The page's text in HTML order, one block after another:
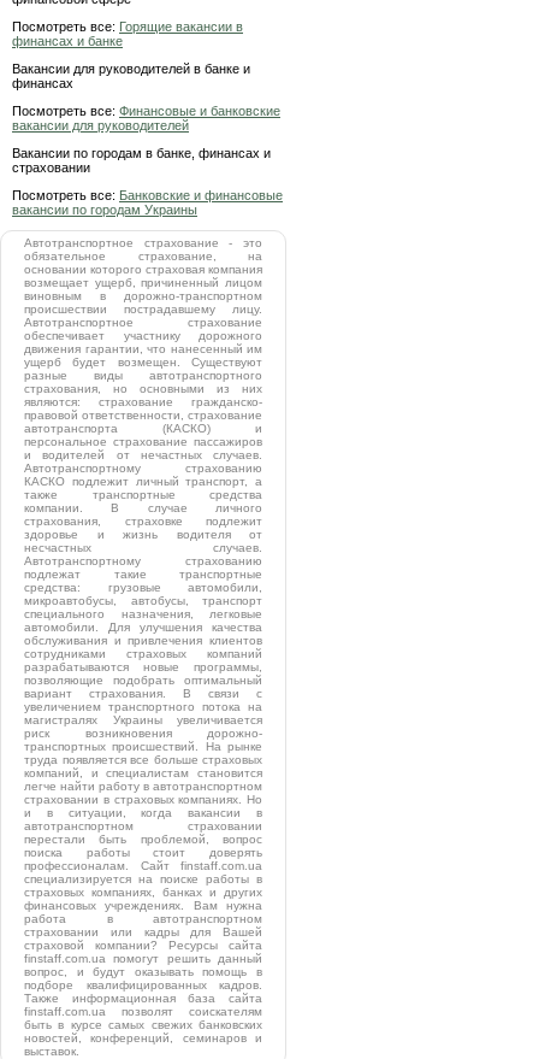
Посмотреть все: Горящие вакансии в
финансах и банке
Вакансии для руководителей в банке и
финансах
Посмотреть все: Финансовые и банковские
вакансии для руководителей
Вакансии по городам в банке, финансах и
страховании
Посмотреть все: Банковские и финансовые
вакансии по городам Украины
Автотранспортное страхование - это
обязательное страхование, на
основании которого страховая компания
возмещает ущерб, причиненный лицом
виновным в дорожно-транспортном
происшествии пострадавшему лицу.
Автотранспортное страхование
обеспечивает участнику дорожного
движения гарантии, что нанесенный им
ущерб будет возмещен. Существуют
разные виды автотранспортного
страхования, но основными из них
являются: страхование гражданско-
правовой ответственности, страхование
автотранспорта (КАСКО) и
персональное страхование пассажиров
и водителей от нечастных случаев.
Автотранспортному страхованию
КАСКО подлежит личный транспорт, а
также транспортные средства
компании. В случае личного
страхования, страховке подлежит
здоровье и жизнь водителя от
несчастных случаев.
Автотранспортному страхованию
подлежат такие транспортные
средства: грузовые автомобили,
микроавтобусы, автобусы, транспорт
специального назначения, легковые
автомобили. Для улучшения качества
обслуживания и привлечения клиентов
сотрудниками страховых компаний
разрабатываются новые программы,
позволяющие подобрать оптимальный
вариант страхования. В связи с
увеличением транспортного потока на
магистралях Украины увеличивается
риск возникновения дорожно-
транспортных происшествий. На рынке
труда появляется все больше страховых
компаний, и специалистам становится
легче найти работу в автотранспортном
страховании в страховых компаниях. Но
и в ситуации, когда вакансии в
автотранспортном страховании
перестали быть проблемой, вопрос
поиска работы стоит доверять
профессионалам. Сайт finstaff.com.ua
специализируется на поиске работы в
страховых компаниях, банках и других
финансовых учреждениях. Вам нужна
работа в автотранспортном
страховании или кадры для Вашей
страховой компании? Ресурсы сайта
finstaff.com.ua помогут решить данный
вопрос, и будут оказывать помощь в
подборе квалифицированных кадров.
Также информационная база сайта
finstaff.com.ua позволят соискателям
быть в курсе самых свежих банковских
новостей, конференций, семинаров и
выставок.